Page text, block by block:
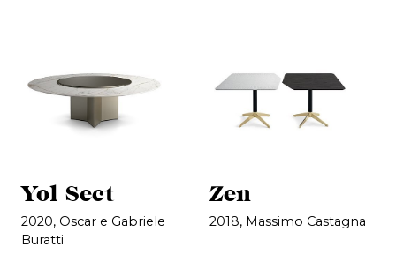
Yol Sect
2020, Oscar e Gabriele
Buratti
Zen
2018, Massimo Castagna